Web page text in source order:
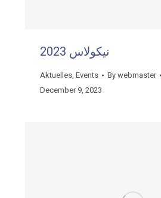
نيكولاس 2023
Aktuelles,Events Bywebmaster
December 9, 2023